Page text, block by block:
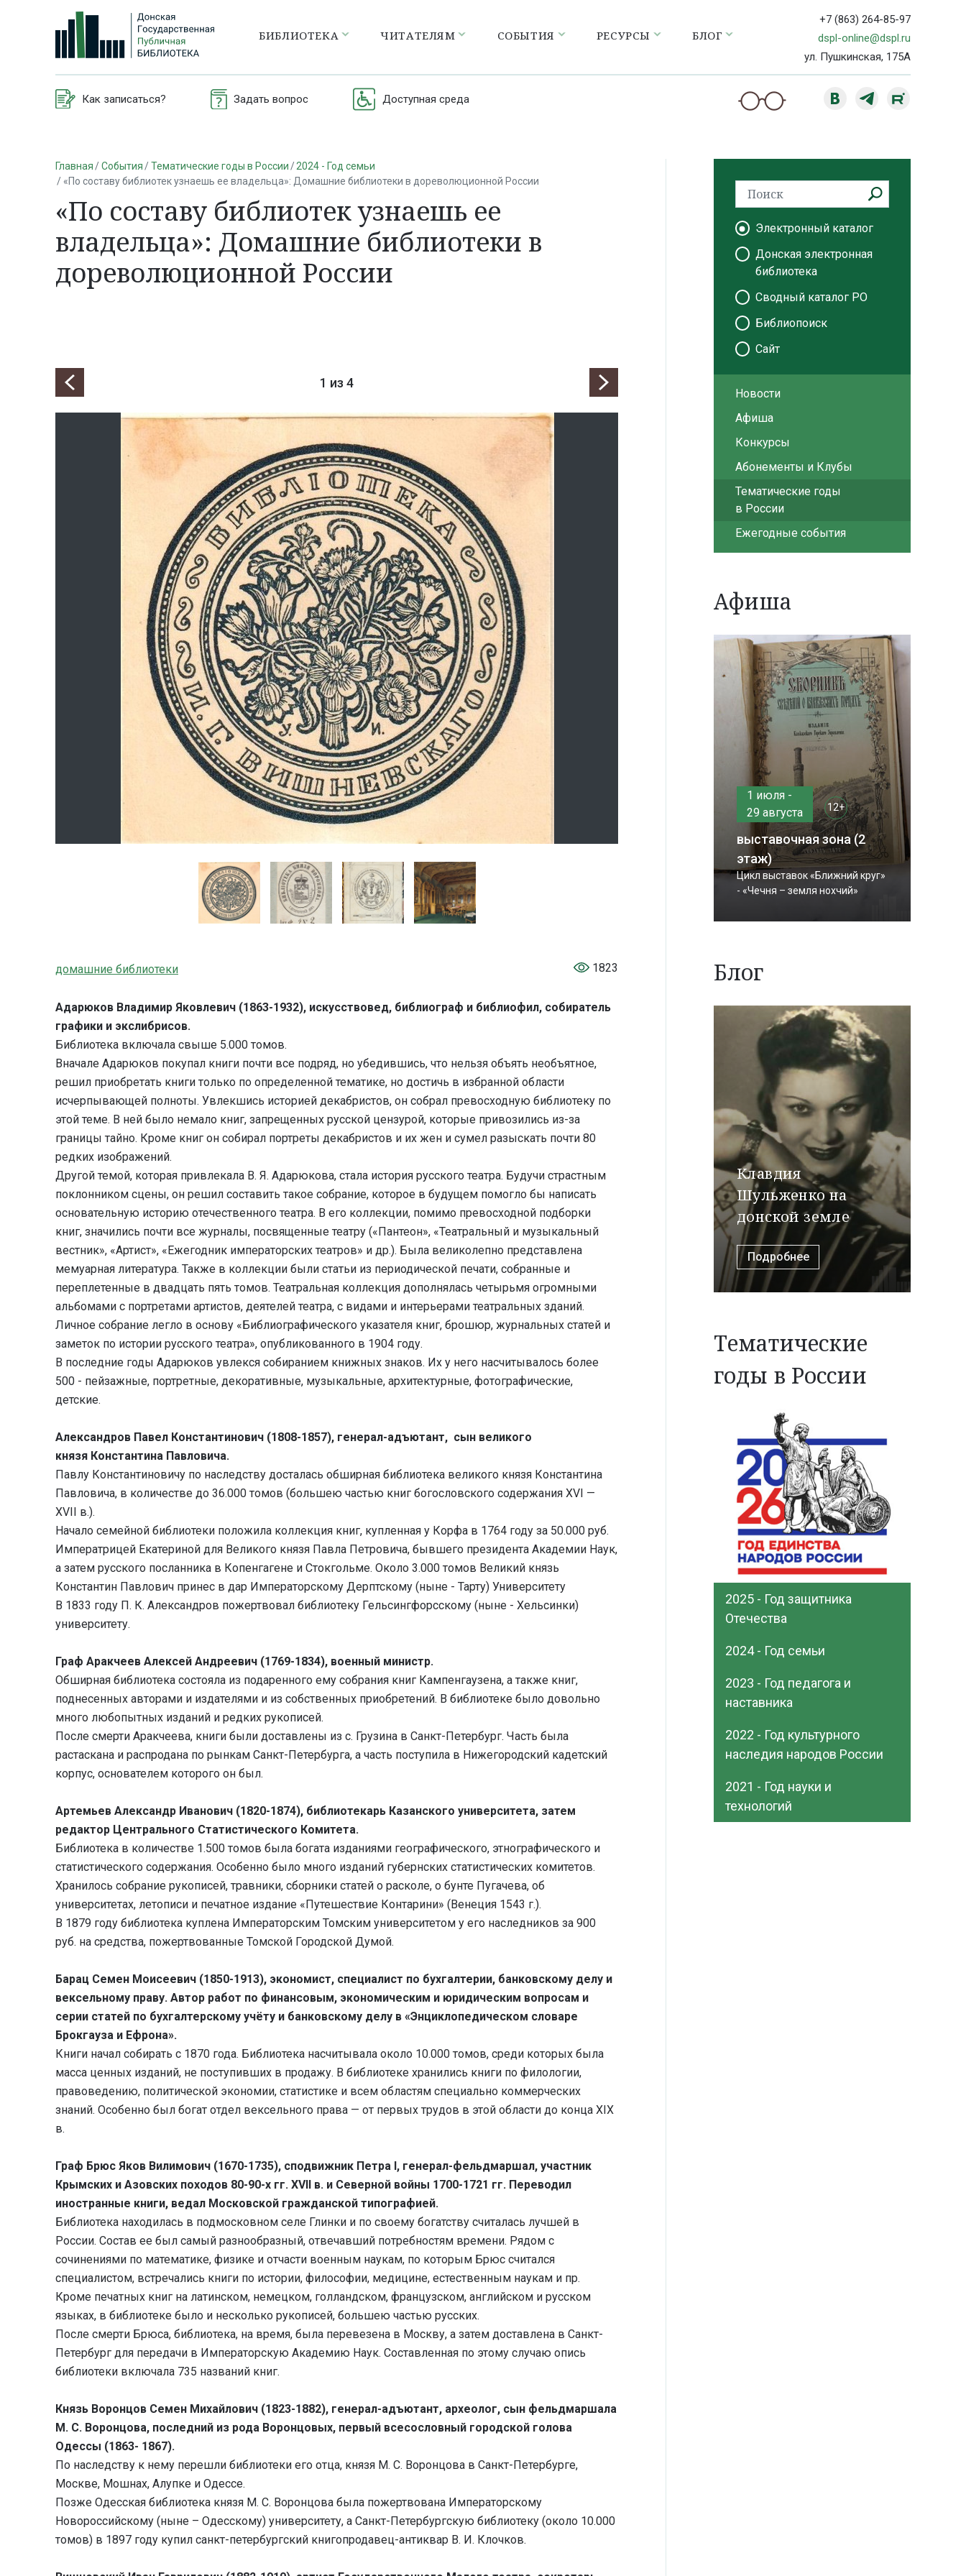
БИБЛИОТЕКА ЧИТАТЕЛЯМ СОБЫТИЯ РЕСУРСЫ БЛОГ
+7 (863) 264-85-97
dspl-online@dspl.ru
ул. Пушкинская, 175А
Как записаться? Задать вопрос Доступная среда
Главная События Тематические годы в России
2024 - Год семьи
«По составу библиотек узнаешь ее владельца»: Домашние библиотеки в дореволюционной России
«По составу библиотек узнаешь ее
владельца»: Домашние библиотеки в
дореволюционной России
1 из 4
домашние библиотеки 1823
Адарюков Владимир Яковлевич (1863-1932), искусствовед, библиограф и библиофил, собиратель
графики и экслибрисов.
Библиотека включала свыше 5.000 томов.
Вначале Адарюков покупал книги почти все подряд, но убедившись, что нельзя объять необъятное,
решил приобретать книги только по определенной тематике, но достичь в избранной области
исчерпывающей полноты. Увлекшись историей декабристов, он собрал превосходную библиотеку по
этой теме. В ней было немало книг, запрещенных русской цензурой, которые привозились из-за
границы тайно. Кроме книг он собирал портреты декабристов и их жен и сумел разыскать почти 80
редких изображений.
Другой темой, которая привлекала В. Я. Адарюкова, стала история русского театра. Будучи страстным
поклонником сцены, он решил составить такое собрание, которое в будущем помогло бы написать
основательную историю отечественного театра. В его коллекции, помимо превосходной подборки
книг, значились почти все журналы, посвященные театру («Пантеон», «Театральный и музыкальный
вестник», «Артист», «Ежегодник императорских театров» и др.). Была великолепно представлена
мемуарная литература. Также в коллекции были статьи из периодической печати, собранные и
переплетенные в двадцать пять томов. Театральная коллекция дополнялась четырьмя огромными
альбомами с портретами артистов, деятелей театра, с видами и интерьерами театральных зданий.
Личное собрание легло в основу «Библиографического указателя книг, брошюр, журнальных статей и
заметок по истории русского театра», опубликованного в 1904 году.
В последние годы Адарюков увлекся собиранием книжных знаков. Их у него насчитывалось более
500 - пейзажные, портретные, декоративные, музыкальные, архитектурные, фотографические,
детские.
Александров Павел Константинович (1808-1857), генерал-адъютант, сын великого
князя Константина Павловича.
Павлу Константиновичу по наследству досталась обширная библиотека великого князя Константина
Павловича, в количестве до 36.000 томов (большею частью книг богословского содержания XVI —
XVII в.).
Начало семейной библиотеки положила коллекция книг, купленная у Корфа в 1764 году за 50.000 руб.
Императрицей Екатериной для Великого князя Павла Петровича, бывшего президента Академии Наук,
а затем русского посланника в Копенгагене и Стокгольме. Около 3.000 томов Великий князь
Константин Павлович принес в дар Императорскому Дерптскому (ныне - Тарту) Университету
В 1833 году П. К. Александров пожертвовал библиотеку Гельсингфорсскому (ныне - Хельсинки)
университету.
Граф Аракчеев Алексей Андреевич (1769-1834), военный министр.
Обширная библиотека состояла из подаренного ему собрания книг Кампенгаузена, а также книг,
поднесенных авторами и издателями и из собственных приобретений. В библиотеке было довольно
много любопытных изданий и редких рукописей.
После смерти Аракчеева, книги были доставлены из с. Грузина в Cанкт-Петербург. Часть была
растаскана и распродана по рынкам Санкт-Петербурга, а часть поступила в Нижегородский кадетский
корпус, основателем которого он был.
Артемьев Александр Иванович (1820-1874), библиотекарь Казанского университета, затем
редактор Центрального Статистического Комитета.
Библиотека в количестве 1.500 томов была богата изданиями географического, этнографического и
статистического содержания. Особенно было много изданий губернских статистических комитетов.
Хранилось собрание рукописей, травники, сборники статей о расколе, о бунте Пугачева, об
университетах, летописи и печатное издание «Путешествие Контарини» (Венеция 1543 г.).
В 1879 году библиотека куплена Императорским Томским университетом у его наследников за 900
руб. на средства, пожертвованные Томской Городской Думой.
Барац Семен Моисеевич (1850-1913), экономист, специалист по бухгалтерии, банковскому делу и
вексельному праву. Автор работ по финансовым, экономическим и юридическим вопросам и
серии статей по бухгалтерскому учёту и банковскому делу в «Энциклопедическом словаре
Брокгауза и Ефрона».
Книги начал собирать с 1870 года. Библиотека насчитывала около 10.000 томов, среди которых была
масса ценных изданий, не поступивших в продажу. В библиотеке хранились книги по филологии,
правоведению, политической экономии, статистике и всем областям специально коммерческих
знаний. Особенно был богат отдел вексельного права — от первых трудов в этой области до конца XIX
в.
Граф Брюс Яков Вилимович (1670-1735), сподвижник Петра I, генерал-фельдмаршал, участник
Крымских и Азовских походов 80-90-х гг. XVII в. и Северной войны 1700-1721 гг. Переводил
иностранные книги, ведал Московской гражданской типографией.
Библиотека находилась в подмосковном селе Глинки и по своему богатству считалась лучшей в
России. Состав ее был самый разнообразный, отвечавший потребностям времени. Рядом с
сочинениями по математике, физике и отчасти военным наукам, по которым Брюс считался
специалистом, встречались книги по истории, философии, медицине, естественным наукам и пр.
Кроме печатных книг на латинском, немецком, голландском, французском, английском и русском
языках, в библиотеке было и несколько рукописей, большею частью русских.
После смерти Брюса, библиотека, на время, была перевезена в Москву, а затем доставлена в Санкт-
Петербург для передачи в Императорскую Академию Наук. Составленная по этому случаю опись
библиотеки включала 735 названий книг.
Князь Воронцов Семен Михайлович (1823-1882), генерал-адъютант, археолог, сын фельдмаршала
М. С. Воронцова, последний из рода Воронцовых, первый всесословный городской голова
Одессы (1863- 1867).
По наследству к нему перешли библиотеки его отца, князя М. С. Воронцова в Санкт-Петербурге,
Москве, Мошнах, Алупке и Одессе.
Позже Одесская библиотека князя М. С. Воронцова была пожертвована Императорскому
Новороссийскому (ныне – Одесскому) университету, а Санкт-Петербургскую библиотеку (около 10.000
томов) в 1897 году купил санкт-петербургский книгопродавец-антиквар В. И. Клочков.
Электронный каталог
Донская электронная
библиотека
Сводный каталог РО
Библиопоиск
Сайт
Новости
Афиша
Конкурсы
Абонементы и Клубы
Тематические годы
в России
Ежегодные события
Афиша
1 июля -
29 августа
12+
выставочная зона (2
этаж)
Цикл выставок «Ближний круг»
- «Чечня – земля нохчий»
Блог
Клавдия
Шульженко на
донской земле
Подробнее
Тематические
годы в России
2025 - Год защитника
Отечества
2024 - Год семьи
2023 - Год педагога и
наставника
2022 - Год культурного
наследия народов России
2021 - Год науки и
технологий